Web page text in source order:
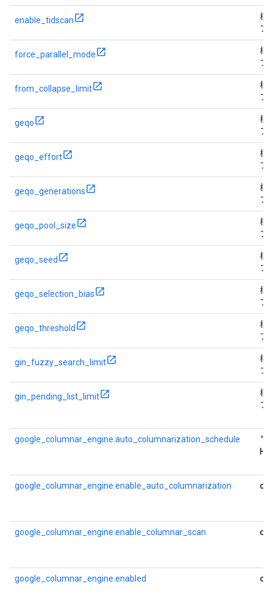
enable_tidscan
標
フ
force_parallel_mode
標
フ
from_collapse_limit
標
フ
geqo
標
フ
geqo_effort
標
フ
geqo_generations
標
フ
geqo_pool_size
標
フ
geqo_seed
標
フ
geqo_selection_bias
標
フ
geqo_threshold
標
フ
gin_fuzzy_search_limit
標
フ
gin_pending_list_limit
標
フ
google_columnar_engine.auto_columnarization_schedule
google_columnar_engine.enable_auto_columnarization on
google_columnar_engine.enable_columnar_scan on
google_columnar_engine.enabled